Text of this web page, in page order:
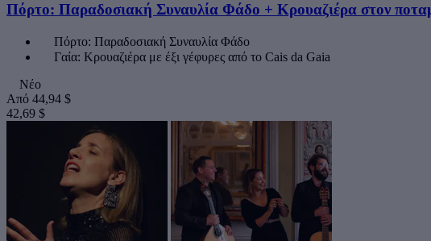
Πόρτο: Παραδοσιακή Συναυλία Φάδο + Κρουαζιέρα στον
Πόρτο: Παραδοσιακή Συναυλία Φάδο
Γαία: Κρουαζιέρα με έξι γέφυρες από το Cais da Gaia
Νέο
Από 44,94 $
42,69 $